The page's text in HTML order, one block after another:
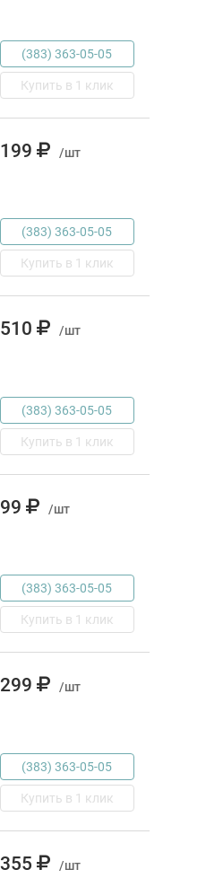
(383) 363-05-05
Купить в 1 клик
199 /шт
(383) 363-05-05
Купить в 1 клик
510 /шт
(383) 363-05-05
Купить в 1 клик
99 /шт
(383) 363-05-05
Купить в 1 клик
299 /шт
(383) 363-05-05
Купить в 1 клик
355 /шт